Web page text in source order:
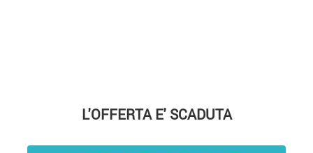
L'OFFERTA E' SCADUTA